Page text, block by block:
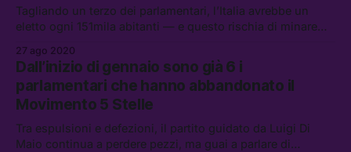
Tagliando un terzo dei parlamentari, l’Italia avrebbe un
eletto ogni 151mila abitanti — e questo rischia di minare
27 ago 2020
Dall’inizio di gennaio sono già 6 i
parlamentari che hanno abbandonato il
Movimento 5 Stelle
Tra espulsioni e defezioni, il partito guidato da Luigi Di
Maio continua a perdere pezzi, ma guai a parlare di